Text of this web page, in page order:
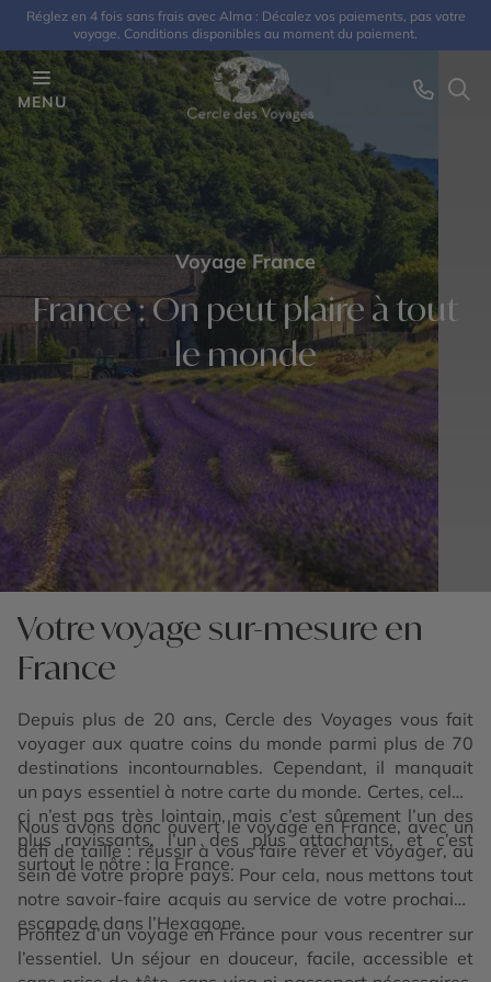
Réglez en 4 fois sans frais avec Alma : Décalez vos paiements, pas votre
voyage. Conditions disponibles au moment du paiement.
MENU
Voyage France
France : On peut plaire à tout
le monde
Votre voyage sur-mesure en
France
Depuis plus de 20 ans, Cercle des Voyages vous fait
voyager aux quatre coins du monde parmi plus de 70
destinations incontournables. Cependant, il manquait
un pays essentiel à notre carte du monde. Certes, celui-
ci n’est pas très lointain, mais c’est sûrement l’un des
plus ravissants, l’un des plus attachants, et c’est
surtout le nôtre : la France.
Nous avons donc ouvert le voyage en France, avec un
défi de taille : réussir à vous faire rêver et voyager, au
sein de votre propre pays. Pour cela, nous mettons tout
notre savoir-faire acquis au service de votre prochaine
escapade dans l’Hexagone.
Profitez d’un voyage en France pour vous recentrer sur
l’essentiel. Un séjour en douceur, facile, accessible et